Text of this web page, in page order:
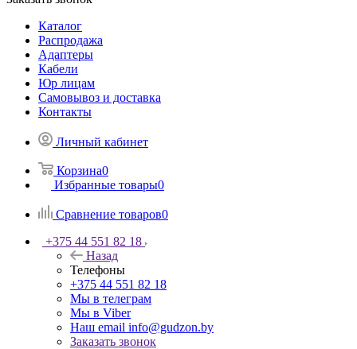
Каталог
Распродажа
Адаптеры
Кабели
Юр лицам
Самовывоз и доставка
Контакты
Личный кабинет
Корзина0
Избранные товары0
Сравнение товаров0
+375 44 551 82 18
Назад
Телефоны
+375 44 551 82 18
Мы в телеграм
Мы в Viber
Наш email info@gudzon.by
Заказать звонок